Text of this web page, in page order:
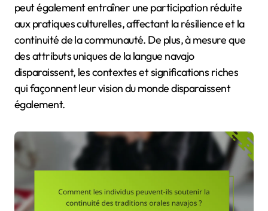
peut également entraîner une participation réduite
aux pratiques culturelles, affectant la résilience et la
continuité de la communauté. De plus, à mesure que
des attributs uniques de la langue navajo
disparaissent, les contextes et significations riches
qui façonnent leur vision du monde disparaissent
également.